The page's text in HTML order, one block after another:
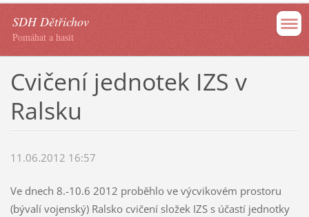
SDH Dětřichov
Pomáhat a hasit
Cvičení jednotek IZS v
Ralsku
11.06.2012 16:57
Ve dnech 8.-10.6 2012 proběhlo ve výcvikovém prostoru
(bývalí vojenský) Ralsko cvičení složek IZS s účastí jednotky